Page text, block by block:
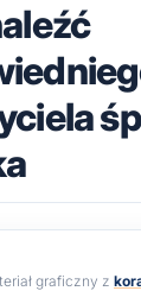
graficzny z